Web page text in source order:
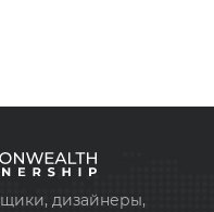
дизайнеры,